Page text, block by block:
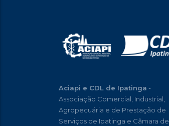
Aciapi e CDL de Ipatinga -
Associação Comercial, Industrial,
Agropecuária e de Prestação de
Serviços de Ipatinga e Câmara de